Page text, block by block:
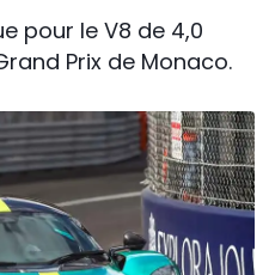
pour le V8 de 4,0
Prix de Monaco.